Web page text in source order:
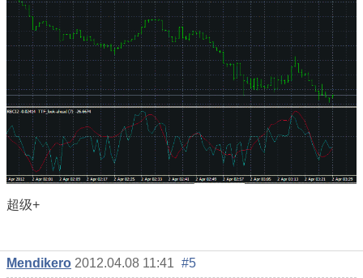
超级+
Mendikero 2012.04.08 11:41 #5